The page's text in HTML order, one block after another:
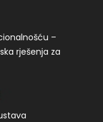
–
rješenja za